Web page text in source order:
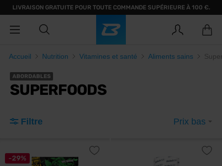
LIVRAISON GRATUITE POUR TOUTE COMMANDE SUPÉRIEURE À 100 €.
Accueil Nutrition Vitamines et santé Aliments sains
ABORDABLES
SUPERFOODS
Filtre Prix bas
-29%